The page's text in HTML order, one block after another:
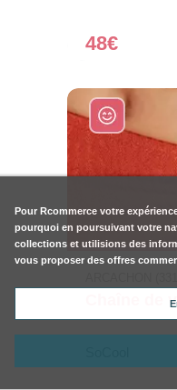
48€
Chaîne de
Pour Rcommerce votre
pourquoi en poursuivant votre
collections et utilisions des
vous proposer des offres